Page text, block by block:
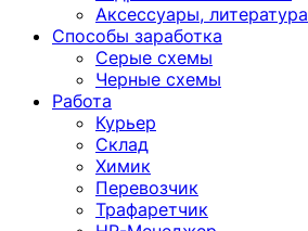
Аксессуары, литература
Способы заработка
Серые схемы
Черные схемы
Работа
Курьер
Склад
Химик
Перевозчик
Трафаретчик